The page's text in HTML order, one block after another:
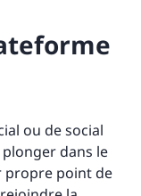
ou de social
dans le
propre point de